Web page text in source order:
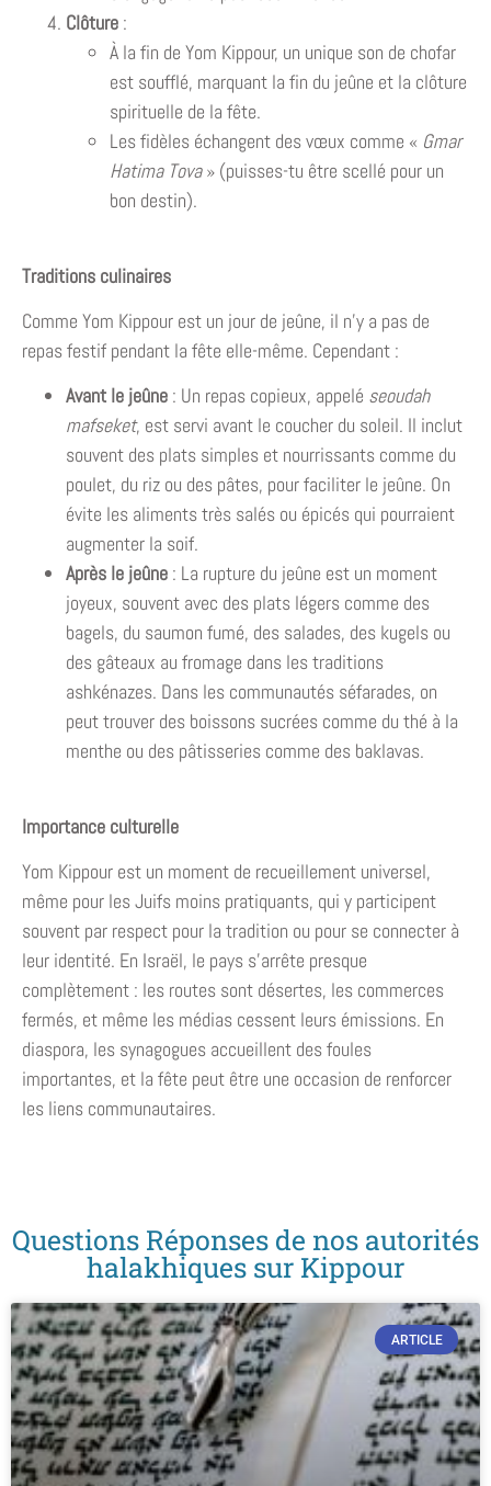
Clôture :
À la fin de Yom Kippour, un unique son de chofar
est soufflé, marquant la fin du jeûne et la clôture
spirituelle de la fête.
Les fidèles échangent des vœux comme « Gmar
Hatima Tova» (puisses-tu être scellé pour un
bon destin).
Traditions culinaires
Comme Yom Kippour est un jour de jeûne, il n’y a pas de
repas festif pendant la fête elle-même. Cependant :
Avant le jeûne : Un repas copieux, appelé seoudah
mafseket, est servi avant le coucher du soleil. Il inclut
souvent des plats simples et nourrissants comme du
poulet, du riz ou des pâtes, pour faciliter le jeûne. On
évite les aliments très salés ou épicés qui pourraient
augmenter la soif.
Après le jeûne : La rupture du jeûne est un moment
joyeux, souvent avec des plats légers comme des
bagels, du saumon fumé, des salades, des kugels ou
des gâteaux au fromage dans les traditions
ashkénazes. Dans les communautés séfarades, on
peut trouver des boissons sucrées comme du thé à la
menthe ou des pâtisseries comme des baklavas.
Importance culturelle
Yom Kippour est un moment de recueillement universel,
même pour les Juifs moins pratiquants, qui y participent
souvent par respect pour la tradition ou pour se connecter à
leur identité. En Israël, le pays s’arrête presque
complètement : les routes sont désertes, les commerces
fermés, et même les médias cessent leurs émissions. En
diaspora, les synagogues accueillent des foules
importantes, et la fête peut être une occasion de renforcer
les liens communautaires.
Questions Réponses de nos autorités
halakhiques sur Kippour
ARTICLE